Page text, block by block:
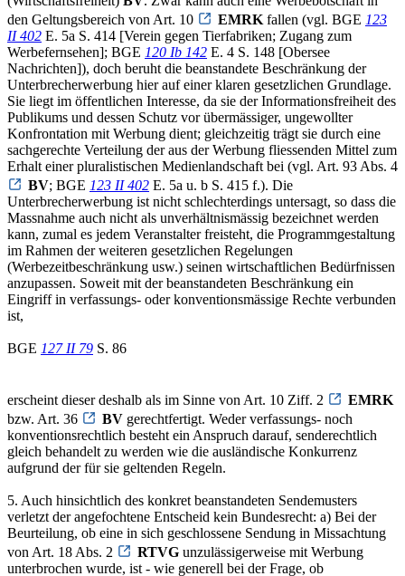
den Geltungsbereich von Art. 10
EMRK fallen (vgl. BGE 123
II 402 E. 5a S. 414 [Verein gegen Tierfabriken; Zugang zum
Werbefernsehen]; BGE 120 Ib 142 E. 4 S. 148 [Obersee
Nachrichten]), doch beruht die beanstandete Beschränkung der
Unterbrecherwerbung hier auf einer klaren gesetzlichen Grundlage.
Sie liegt im öffentlichen Interesse, da sie der Informationsfreiheit des
Publikums und dessen Schutz vor übermässiger, ungewollter
Konfrontation mit Werbung dient; gleichzeitig trägt sie durch eine
sachgerechte Verteilung der aus der Werbung fliessenden Mittel zum
Erhalt einer pluralistischen Medienlandschaft bei (vgl. Art. 93 Abs. 4
BV; BGE 123 II 402 E. 5a u. b S. 415 f.). Die
Unterbrecherwerbung ist nicht schlechterdings untersagt, so dass die
Massnahme auch nicht als unverhältnismässig bezeichnet werden
kann, zumal es jedem Veranstalter freisteht, die Programmgestaltung
im Rahmen der weiteren gesetzlichen Regelungen
(Werbezeitbeschränkung usw.) seinen wirtschaftlichen Bedürfnissen
anzupassen. Soweit mit der beanstandeten Beschränkung ein
Eingriff in verfassungs- oder konventionsmässige Rechte verbunden
ist,
BGE 127 II 79 S. 86
erscheint dieser deshalb als im Sinne von Art. 10 Ziff. 2
EMRK
bzw. Art. 36
BV gerechtfertigt. Weder verfassungs- noch
konventionsrechtlich besteht ein Anspruch darauf, senderechtlich
gleich behandelt zu werden wie die ausländische Konkurrenz
aufgrund der für sie geltenden Regeln.
5. Auch hinsichtlich des konkret beanstandeten Sendemusters
verletzt der angefochtene Entscheid kein Bundesrecht: a) Bei der
Beurteilung, ob eine in sich geschlossene Sendung in Missachtung
von Art. 18 Abs. 2
RTVG unzulässigerweise mit Werbung
unterbrochen wurde, ist - wie generell bei der Frage, ob